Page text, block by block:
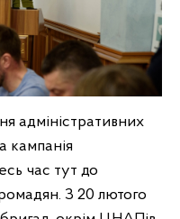
адміністративних
кампанія
час тут до
З 20 лютого